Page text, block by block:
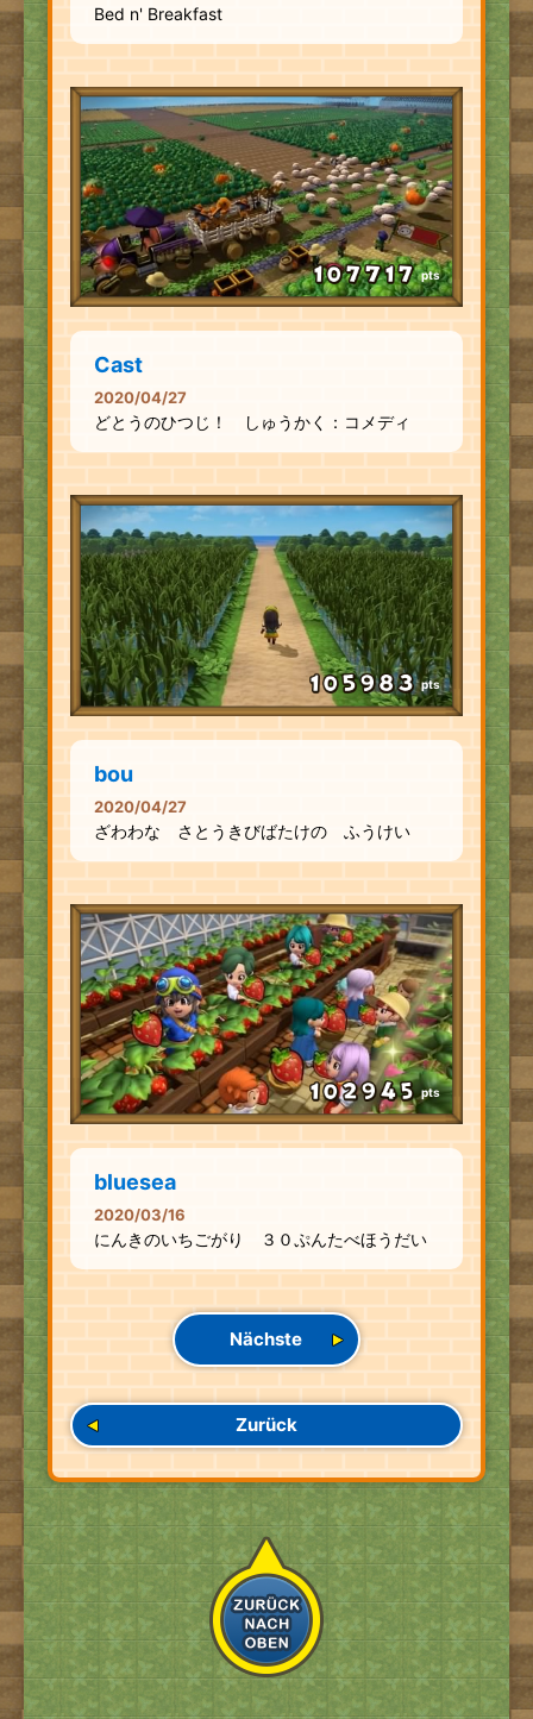
Bed n' Breakfast
pts
Cast
2020/04/27
どとうのひつじ！ しゅうかく：コメディ
pts
bou
2020/04/27
ざわわな さとうきびばたけの ふうけい
pts
bluesea
2020/03/16
にんきのいちごがり ３０ぷんたべほうだい
Nächste
Zurück